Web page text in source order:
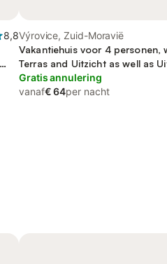
8,8Výrovice, Zuid-Moravië
Vakantiehuis voor 4 personen,
Terras and Uitzicht as well as
het meer
Gratis annulering
vanaf€ 64per nacht